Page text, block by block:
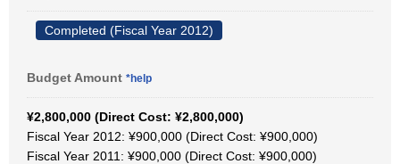
Completed (Fiscal Year 2012)
Budget Amount *help
¥2,800,000 (Direct Cost: ¥2,800,000)
Fiscal Year 2012: ¥900,000 (Direct Cost: ¥900,000)
Fiscal Year 2011: ¥900,000 (Direct Cost: ¥900,000)